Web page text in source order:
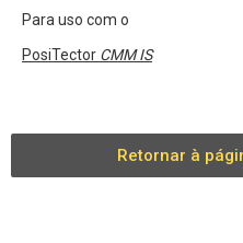
Para uso com o
PosiTector CMM IS
Retornar à